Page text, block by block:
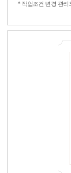
* 작업조건 변경 관리